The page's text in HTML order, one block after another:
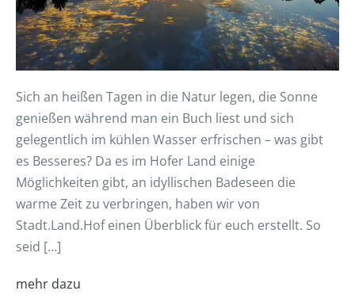
Sich an heißen Tagen in die Natur legen, die Sonne
genießen während man ein Buch liest und sich
gelegentlich im kühlen Wasser erfrischen – was gibt
es Besseres? Da es im Hofer Land einige
Möglichkeiten gibt, an idyllischen Badeseen die
warme Zeit zu verbringen, haben wir von
Stadt.Land.Hof einen Überblick für euch erstellt. So
seid […]
mehr dazu